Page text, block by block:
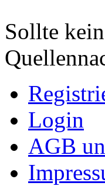
Sollte
Login
AGB